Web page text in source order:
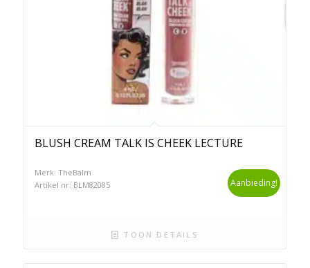
BLUSH CREAM TALK IS CHEEK LECTURE
Merk: TheBalm
Artikel nr: BLM82085
Aanbieding!
TOON DETAILS